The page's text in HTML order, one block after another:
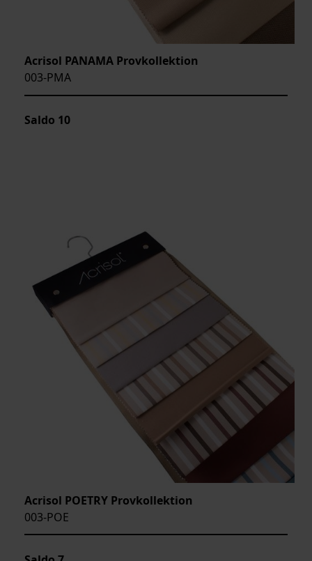
Acrisol PANAMA Provkollektion
003-PMA
Saldo 10
Acrisol POETRY Provkollektion
003-POE